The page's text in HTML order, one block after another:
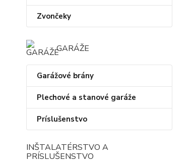
Zvončeky
GARÁŽE
Garážové brány
Plechové a stanové garáže
Príslušenstvo
INŠTALATÉRSTVO A
PRÍSLUŠENSTVO